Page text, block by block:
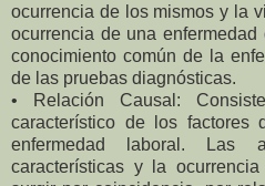
ocurrencia de los mismos y la
ocurrencia de una enfermedad
conocimiento común de la
de las pruebas diagnósticas.
• Relación Causal:
característico de los factores
enfermedad laboral. Las
características y la